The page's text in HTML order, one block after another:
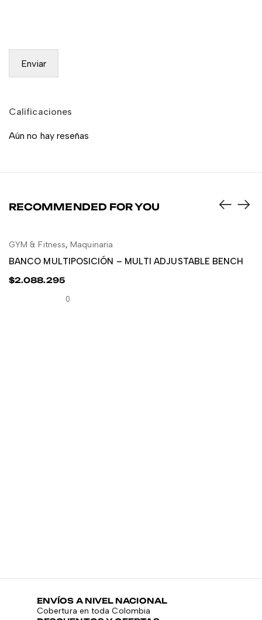
Calificaciones
Aún no hay reseñas
RECOMMENDED FOR YOU
LEER MÁS
GYM & Fitness,Maquinaria
BANCO MULTIPOSICIÓN – MULTI ADJUSTABLE BENCH
$2.088.295
0
ENVÍOS A NIVEL NACIONAL
Cobertura en toda Colombia